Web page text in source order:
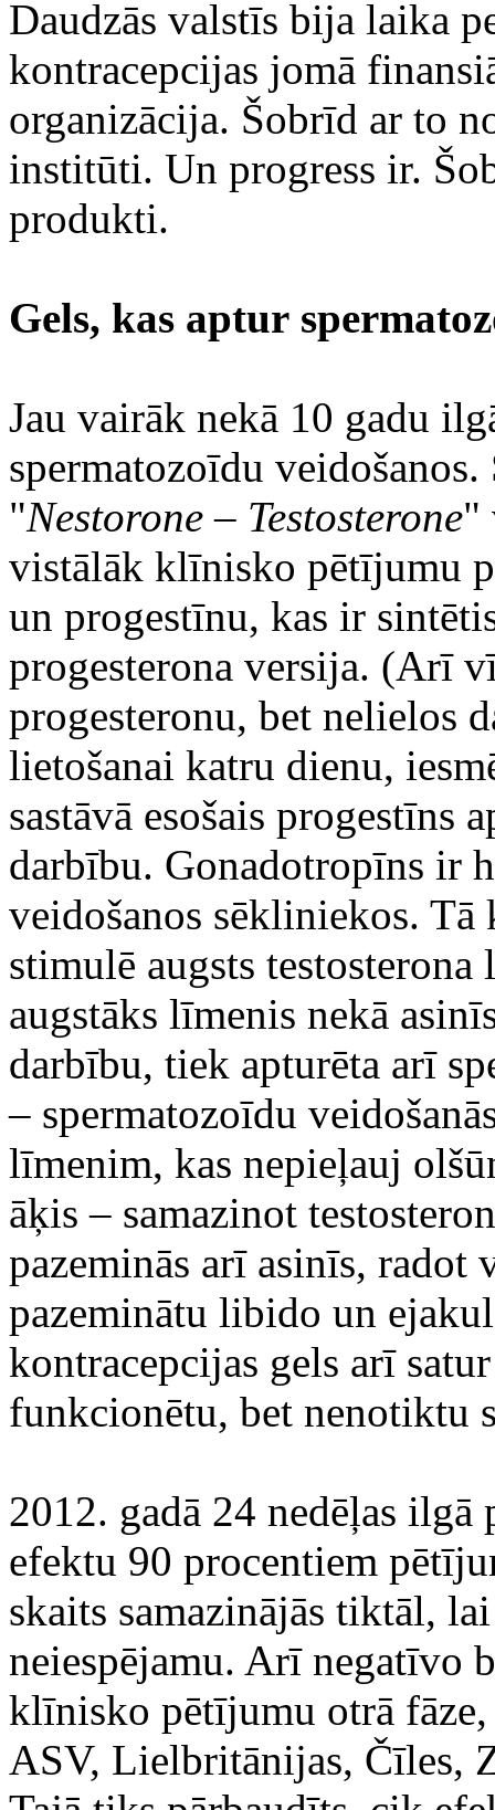
Daudzās valstīs bija laika
kontracepcijas jomā
organizācija. Šobrīd ar to
institūti. Un progress ir.
produkti.
Gels, kas aptur
Jau vairāk nekā 10 gadu
spermatozoīdu
"Nestorone – Testosterone"
vistālāk klīnisko pētījumu
un progestīnu, kas ir
progesterona versija. (Arī
progesteronu, bet nelielos
lietošanai katru dienu,
sastāvā esošais progestīns
darbību. Gonadotropīns ir
veidošanos sēkliniekos. Tā
stimulē augsts
augstāks līmenis nekā
darbību, tiek apturēta arī
– spermatozoīdu
līmenim, kas nepieļauj
āķis – samazinot
pazeminās arī asinīs,
pazeminātu libido un
kontracepcijas gels arī
funkcionētu, bet nenotiktu
2012. gadā 24 nedēļas ilgā
efektu 90 procentiem
skaits samazinājās tiktāl,
neiespējamu. Arī negatīvo
klīnisko pētījumu otrā
ASV, Lielbritānijas, Čīles,